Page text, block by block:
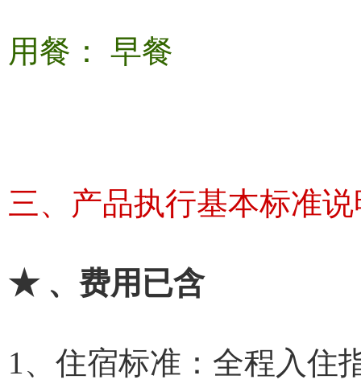
用餐： 早餐
三、产品执行基本标准
★ 、费用已含
1、住宿标准：全程入住